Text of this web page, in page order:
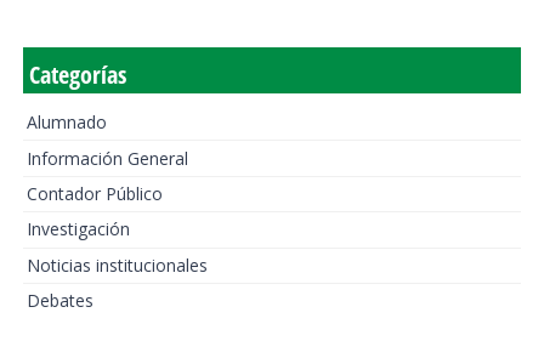
Categorías
Alumnado
Información General
Contador Público
Investigación
Noticias institucionales
Debates